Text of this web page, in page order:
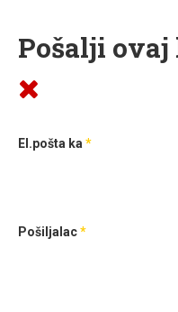
Pošalji
El.pošta ka *
Pošiljalac*